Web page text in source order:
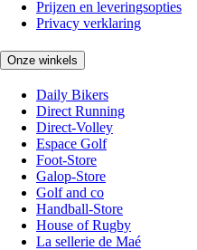
Prijzen en leveringsopties
Privacy verklaring
Onze winkels
Daily Bikers
Direct Running
Direct-Volley
Espace Golf
Foot-Store
Galop-Store
Golf and co
Handball-Store
House of Rugby
La sellerie de Maé